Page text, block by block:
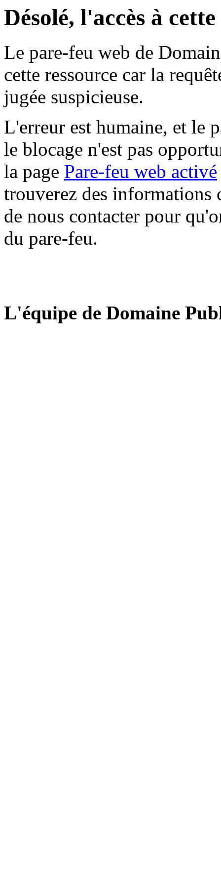
Désolé, l'accès à
Le pare-feu web de
cette ressource car la
jugée suspicieuse.
L'erreur est humaine, et le
le blocage n'est pas
la page Pare-feu web activé
trouverez des informations
de nous contacter pour
du pare-feu.
L'équipe de Domaine